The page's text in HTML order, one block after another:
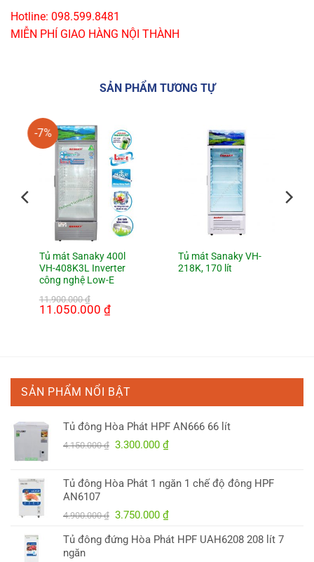
Hotline: 098.599.8481
MIỄN PHÍ GIAO HÀNG NỘI THÀNH
SẢN PHẨM TƯƠNG TỰ
-7%
Tủ mát Sanaky 400l
VH-408K3L Inverter
công nghệ Low-E
11.900.000₫
Giá
gốc
11.050.000 ₫Giá
hiện
Tủ mát Sanaky VH-
218K, 170 lít
SẢN PHẨM NỔI BẬT
Tủ đông Hòa Phát HPF AN666 66 lít
4.150.000₫ Giá
4.150.000 ₫.
3.300.000 ₫Giá
là:
Tủ đông Hòa Phát 1 ngăn 1 chế độ đông HPF
AN6107
4.900.000₫ Giá
là:
3.750.000 ₫Giá
tại
Tủ đông đứng Hòa Phát HPF UAH6208 208 lít 7
ngăn